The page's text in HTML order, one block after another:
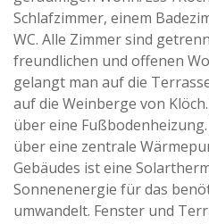
Schlafzimmer, einem
WC. Alle Zimmer sind
freundlichen und offenen
gelangt man auf die
auf die Weinberge von
über eine
über eine zentrale
Gebäudes ist eine
Sonnenenergie für das
umwandelt. Fenster und